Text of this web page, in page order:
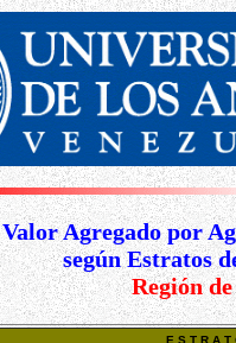
Valor Agregado por
según Estratos
Región
E S T R A